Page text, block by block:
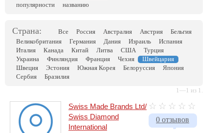
популярности
названию
Страна: Все Россия Австралия Австрия
Бельгия
Великобритания
Германия Дания Израиль
Испания
Италия
Канада Китай Литва США
Турция
Украина
Финляндия Франция Чехия
Швейцария
Швеция
Эстония Южная Корея Белоруссия
Япония
Сербия
Бразилия
1—1 из 1.
0 отзывов
Swiss Made Brands Ltd/
Swiss Diamond
International